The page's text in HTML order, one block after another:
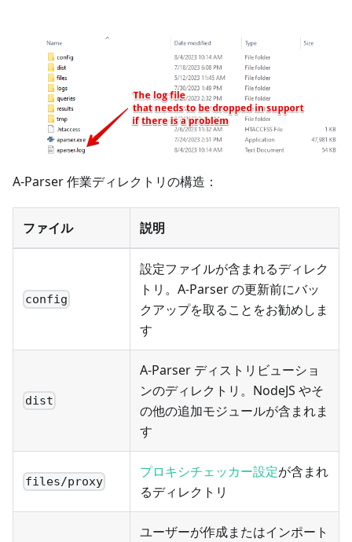
A-Parser 作業ディレクトリの構造：
ファイル 説明
config
設定ファイルが含まれるディレク
トリ。A-Parser の更新前にバッ
クアップを取ることをお勧めしま
す
dist
A-Parser ディストリビューショ
ンのディレクトリ。NodeJS やそ
の他の追加モジュールが含まれま
す
files/proxy
プロキシチェッカー設定が含まれ
るディレクトリ
ユーザーが作成またはインポート